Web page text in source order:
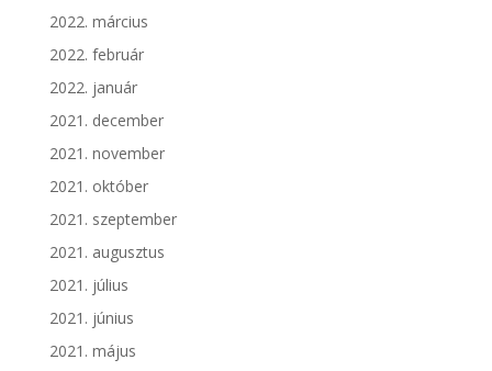
2022. március
2022. február
2022. január
2021. december
2021. november
2021. október
2021. szeptember
2021. augusztus
2021. július
2021. június
2021. május